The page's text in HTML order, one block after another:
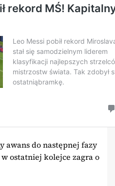
awans do następnej fazy
ostatniej kolejce zagra o